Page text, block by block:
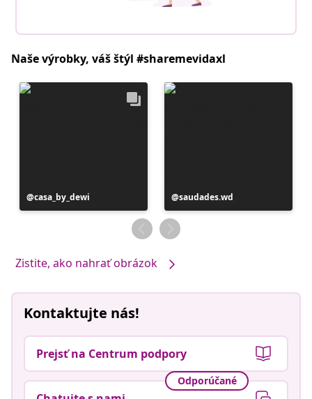
Naše výrobky, váš štýl #sharemevidaxl
Príspevok
zverejnil
casa_by_dewi
Príspevok
zverejnil
saudades.wd
Zistite, ako nahrať obrázok
Kontaktujte nás!
Prejsť na Centrum podpory
Odporúčané